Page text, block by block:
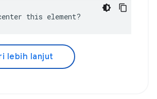
this element?
lebih lanjut